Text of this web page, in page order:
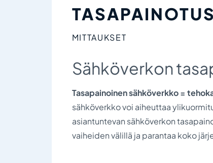
TASAPAINOTUS
MITTAUKSET
Sähköverkon
Tasapainoinen sähköverkko =
sähköverkko voi aiheuttaa
asiantuntevan sähköverkon
vaiheiden välillä ja parantaa koko